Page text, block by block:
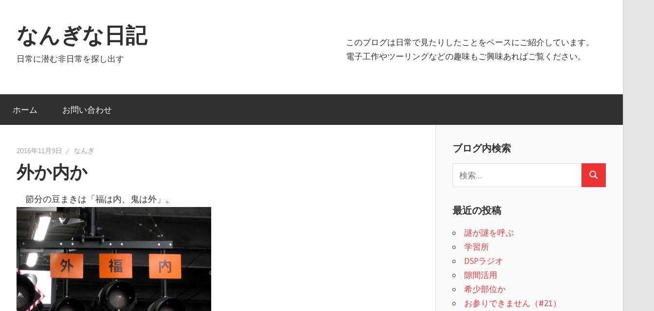
なんぎな日記
日常に潜む非日常を探し出す
このブログは日常で見たりしたことをベースにご紹介しています。
電子工作やツーリングなどの趣味もご興味あればご覧ください。
ホーム お問い合わせ
2016年11月9日 なんぎ
外か内か
節分の豆まきは「福は内、鬼は外」。
ブログ内検索
索
検
最近の投稿
謎が謎を呼ぶ
学習所
DSPラジオ
隙間活用
希少部位か
お参りできません（#21）